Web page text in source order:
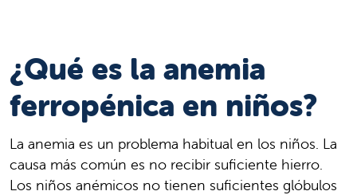
¿Qué es la anemia
ferropénica en niños?
La anemia es un problema habitual en los niños. La
causa más común es no recibir suficiente hierro.
Los niños anémicos no tienen suficientes glóbulos